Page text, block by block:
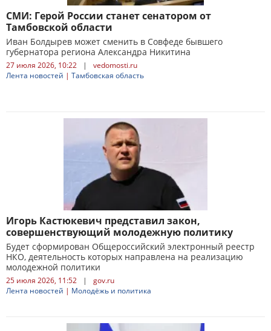
СМИ: Герой России станет сенатором от
Тамбовской области
Иван Болдырев может сменить в Совфеде бывшего
губернатора региона Александра Никитина
27 июля 2026, 10:22 |
vedomosti.ru
Лента новостей | Тамбовская область
Игорь Кастюкевич представил закон,
совершенствующий молодежную политику
Будет сформирован Общероссийский электронный реестр
НКО, деятельность которых направлена на реализацию
молодежной политики
25 июля 2026, 11:52 |
gov.ru
Лента новостей | Молодёжь и политика